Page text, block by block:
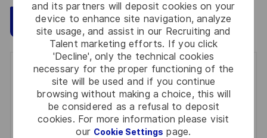
and its partners will deposit cookies on your
device to enhance site navigation, analyze
site usage, and assist in our Recruiting and
Talent marketing efforts. If you click
'Decline', only the technical cookies
necessary for the proper functioning of the
site will be used and if you continue
browsing without making a choice, this will
be considered as a refusal to deposit
cookies. For more information please visit
our Cookie Settings page.
Apply Now Save
Get notified for similar jobs
You'll receive updates once a week
Enter